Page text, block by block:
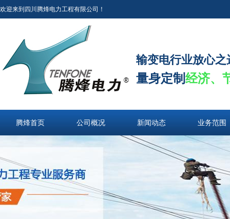
欢迎来到四川腾烽电力工程有限公司！
输变电行业放心之
量身定制经济、
腾烽首页 公司概况 新闻动态 业务范围